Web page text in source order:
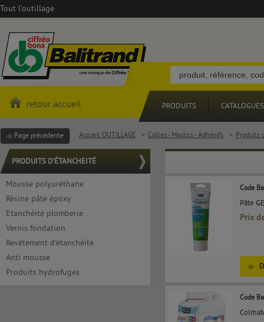
Tout l'outillage
retour accueil PRODUITS CATALOGUES
Page précédente Accueil OUTILLAGE > Colles - Mastics - Adhésifs > Produits
PRODUITS D'ÉTANCHEITÉ
Mousse polyuréthane
Résine pâte époxy
Etanchéité plomberie
Vernis fondation
Revêtement d'étanchéité
Anti mousse
Produits hydrofuges
Code
Pâte
Prix
Code